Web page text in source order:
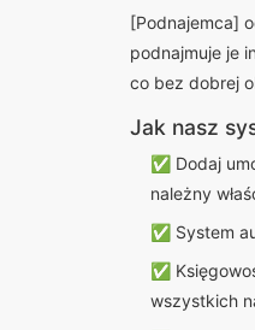
[Podnajemca]
podnajmuje je
co bez dobrej
Jak nasz
✅ Dodaj
należny
✅ System
✅
wszystkich